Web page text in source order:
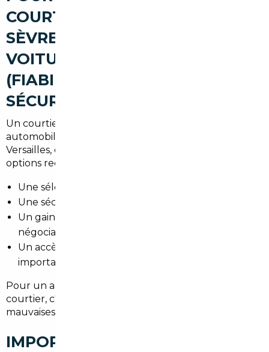
COURTIER AUTOMOBILE À
SÈVRES POUR ACHETER UNE
VOITURE D'OCCASION
(FIABILITÉ, AVANTAGES,
SÉCURISATION)
Un courtier local connaît les besoins des
automobilistes sèvriens : trajets vers Boulogne,
Versailles, ou Paris, contraintes de stationnement et
options recherchées. Il apporte :
Une sélection fiable de véhicules contrôlés.
Une sécurisation juridique et administrative.
Un gain de temps pour la recherche et la
négociation.
Un accès à des prix souvent inférieurs grâce aux
importations.
Pour un acheteur à Sèvres, confier son projet à un
courtier, c'est diminuer le stress et éviter les
mauvaises surprises.
IMPORT DE VOITURES